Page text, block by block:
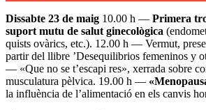
Dissabte 23 de maig 10.00 h — Primera
suport mutu de salut ginecològica
quists ovàrics, etc.). 12.00 h — Vermut,
partir del llibre ’Desequilibrios femeninos y
— «Que no se t’escapi res», xerrada sobre
musculatura pèlvica. 19.00 h —
la influència de l’alimentació en els canvis